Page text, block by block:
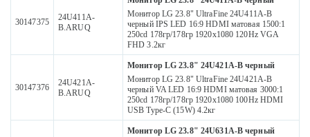
30147375
24U411A-
B.ARUQ
Монитор LG 23.8" UltraFine 24U411A-B
черный IPS LED 16:9 HDMI матовая 1500:1
250cd 178гр/178гр 1920x1080 120Hz VGA
FHD 3.2кг
30147376
24U421A-
B.ARUQ
Монитор LG 23.8" 24U421A-B черный
Монитор LG 23.8" UltraFine 24U421A-B
черный VA LED 16:9 HDMI матовая 3000:1
250cd 178гр/178гр 1920x1080 100Hz HDMI
USB Type-C (15W) 4.2кг
Монитор LG 23.8" 24U631A-B черный